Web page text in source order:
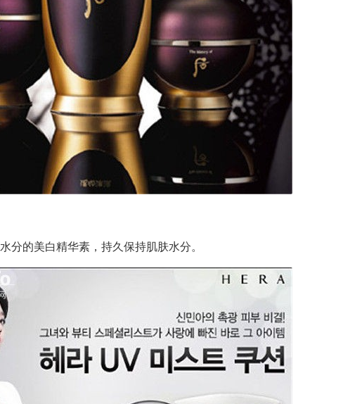
分的美白精华素，持久保持肌肤水分。